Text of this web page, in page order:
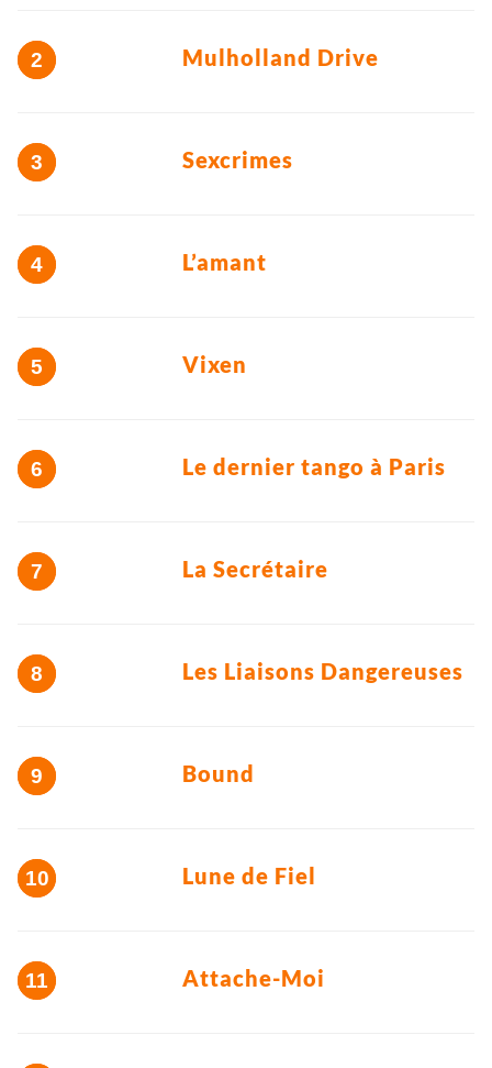
Mulholland Drive
Sexcrimes
L’amant
Vixen
Le dernier tango à Paris
La Secrétaire
Les Liaisons Dangereuses
Bound
Lune de Fiel
Attache-Moi